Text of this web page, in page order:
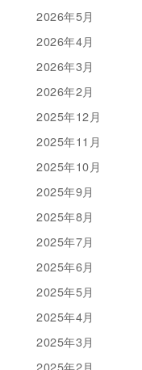
2026年5月
2026年4月
2026年3月
2026年2月
2025年12月
2025年11月
2025年10月
2025年9月
2025年8月
2025年7月
2025年6月
2025年5月
2025年4月
2025年3月
2025年2月